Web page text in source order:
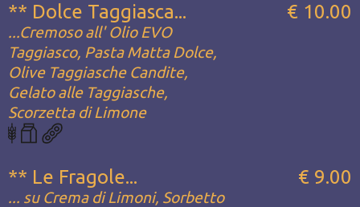
** Dolce Taggiasca...
...Cremoso all' Olio EVO
Taggiasco, Pasta Matta Dolce,
Olive Taggiasche Candite,
Gelato alle Taggiasche,
Scorzetta di Limone
€ 10.00
** Le Fragole...
... su Crema di Limoni, Sorbetto
€ 9.00